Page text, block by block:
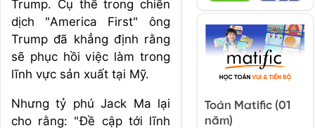
Trump. Cụ thể trong chiến
dịch "America First" ông
Trump đã khẳng định rằng
sẽ phục hồi việc làm trong
lĩnh vực sản xuất tại Mỹ.
Nhưng tỷ phú Jack Ma lại
cho rằng: "Đề cập tới lĩnh
Toán Matific (01
năm)